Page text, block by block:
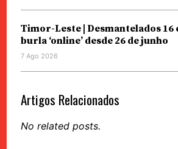
Timor-Leste | Desmantelados 16
burla ‘online’ desde 26 de junho
7 Ago 2026
Artigos Relacionados
No related posts.